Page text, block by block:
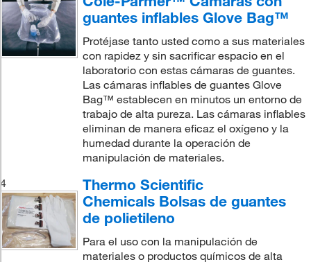
guantes inflables Glove Bag™
Protéjase tanto usted como a sus materiales
con rapidez y sin sacrificar espacio en el
laboratorio con estas cámaras de guantes.
Las cámaras inflables de guantes Glove
Bag™ establecen en minutos un entorno de
trabajo de alta pureza. Las cámaras inflables
eliminan de manera eficaz el oxígeno y la
humedad durante la operación de
manipulación de materiales.
4
Thermo Scientific
Chemicals Bolsas de guantes
de polietileno
Para el uso con la manipulación de
materiales o productos químicos de alta